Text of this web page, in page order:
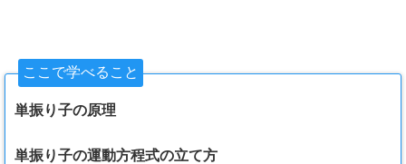
ここで学べること
単振り子の原理
単振り子の運動方程式の立て方